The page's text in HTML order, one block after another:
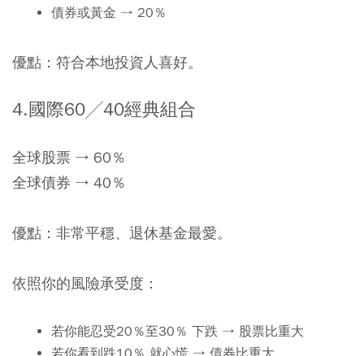
債券或黃金 → 20％
優點：符合本地投資人喜好。
4.國際60╱40經典組合
全球股票 → 60％
全球債券 → 40％
優點：非常平穩、退休基金最愛。
依照你的風險承受度：
若你能忍受20％至30％ 下跌 → 股票比重大